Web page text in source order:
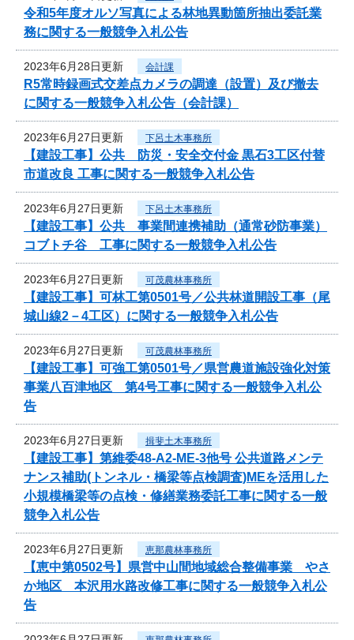
令和5年度オルソ写真による林地異動箇所抽出委託業
務に関する一般競争入札公告
2023年6月28日更新 会計課
R5常時録画式交差点カメラの調達（設置）及び撤去
に関する一般競争入札公告（会計課）
2023年6月27日更新 下呂土木事務所
【建設工事】公共 防災・安全交付金 黒石3工区付替
市道改良 工事に関する一般競争入札公告
2023年6月27日更新 下呂土木事務所
【建設工事】公共 事業間連携補助（通常砂防事業）
コブトチ谷 工事に関する一般競争入札公告
2023年6月27日更新 可茂農林事務所
【建設工事】可林工第0501号／公共林道開設工事（尾
城山線2－4工区）に関する一般競争入札公告
2023年6月27日更新 可茂農林事務所
【建設工事】可強工第0501号／県営農道施設強化対策
事業八百津地区 第4号工事に関する一般競争入札公
告
2023年6月27日更新 揖斐土木事務所
【建設工事】第維委48-A2-ME-3他号 公共道路メンテ
ナンス補助(トンネル・橋梁等点検調査)MEを活用した
小規模橋梁等の点検・修繕業務委託工事に関する一般
競争入札公告
2023年6月27日更新 恵那農林事務所
【恵中第0502号】県営中山間地域総合整備事業 やさ
か地区 本沢用水路改修工事に関する一般競争入札公
告